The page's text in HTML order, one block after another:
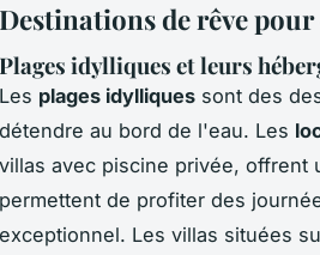
Destinations de rêve pour
Plages idylliques et leurs
Les plages idylliques sont des
détendre au bord de l'eau. Les
villas avec piscine privée, offrent
permettent de profiter des
exceptionnel. Les villas situées